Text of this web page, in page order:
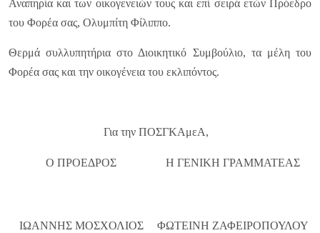
Αναπηρία και των οικογενειών τους και επί σειρά ετών Πρόεδρο
του Φορέα σας, Ολυμπίτη Φίλιππο.
Θερμά συλλυπητήρια στο Διοικητικό Συμβούλιο, τα μέλη του
Φορέα σας και την οικογένεια του εκλιπόντος.
Για την ΠΟΣΓΚΑμεΑ,
Ο ΠΡΟΕΔΡΟΣ Η ΓΕΝΙΚΗ ΓΡΑΜΜΑΤΕΑΣ
ΙΩΑΝΝΗΣ ΜΟΣΧΟΛΙΟΣ ΦΩΤΕΙΝΗ ΖΑΦΕΙΡΟΠΟΥΛΟΥ